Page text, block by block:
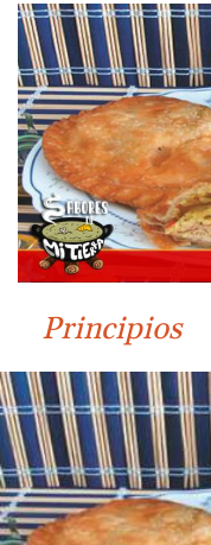
Principios